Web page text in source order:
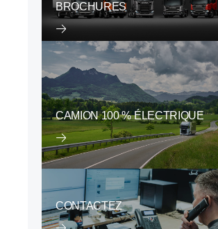
BROCHURES
CAMION 100 % ÉLECTRIQUE
CONTACTEZ